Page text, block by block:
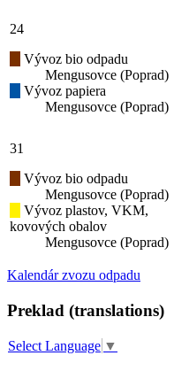
24
Vývoz bio odpadu
Mengusovce (Poprad)
Vývoz papiera
Mengusovce (Poprad)
31
Vývoz bio odpadu
Mengusovce (Poprad)
Vývoz plastov, VKM,
kovových obalov
Mengusovce (Poprad)
Kalendár zvozu odpadu
Preklad (translations)
Select Language ▼